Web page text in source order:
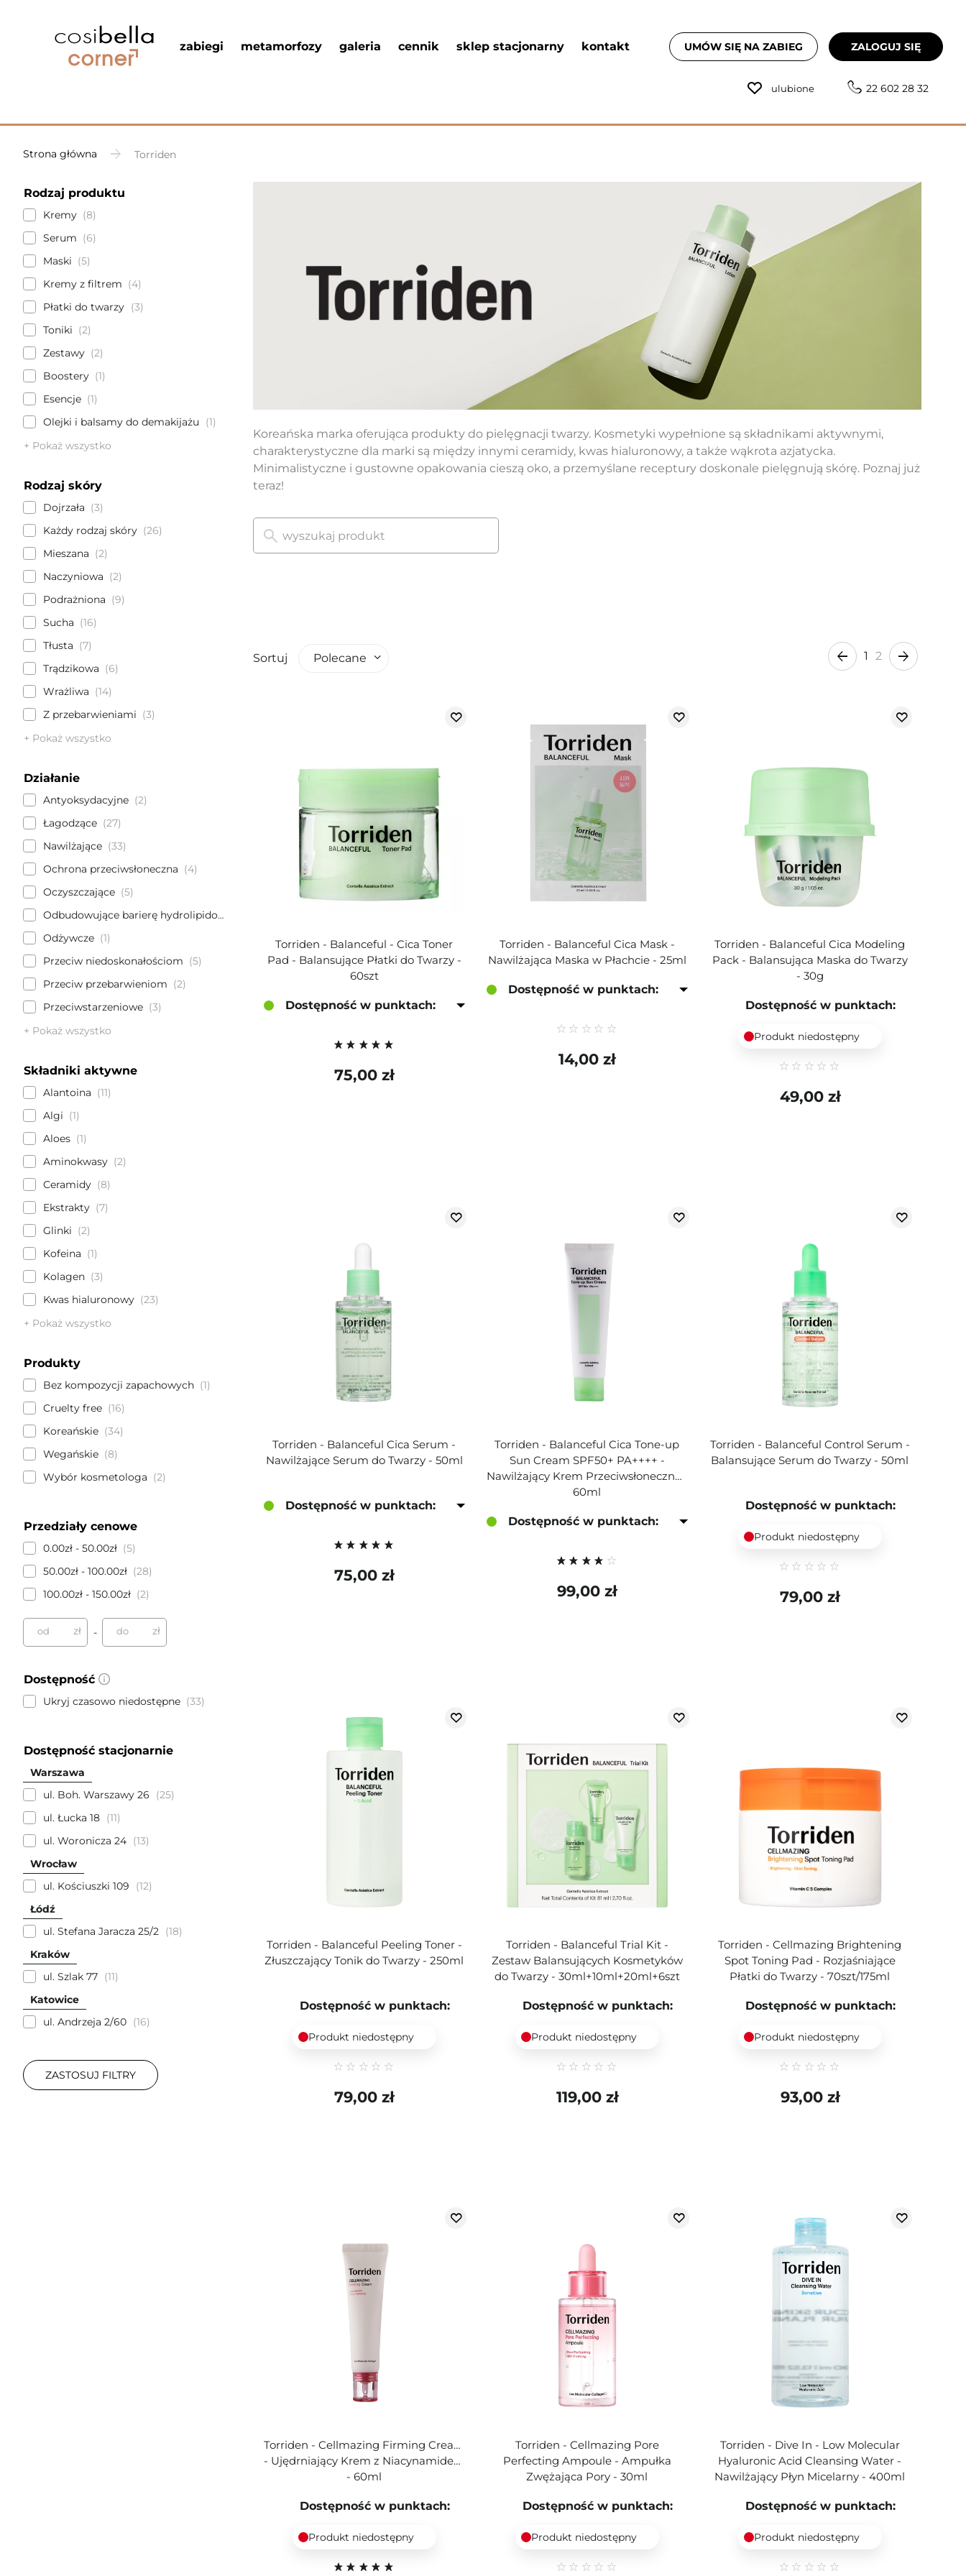
zabiegi metamorfozy galeria cennik sklep stacjonarny kontakt UMÓW SIĘ NA ZABIEG ZALOGUJ SIĘ
ulubione 22 602 28 32
Strona główna Torriden
Rodzaj produktu
Kremy
8
Serum
6
Maski
5
Kremy z filtrem
4
Płatki do twarzy
3
Toniki
2
Zestawy
2
Boostery
1
Esencje
1
Olejki i balsamy do demakijażu
1
+ Pokaż wszystko
Rodzaj skóry
Dojrzała
3
Każdy rodzaj skóry
26
Mieszana
2
Naczyniowa
2
Podrażniona
9
Sucha
16
Tłusta
7
Trądzikowa
6
Wrażliwa
14
Z przebarwieniami
3
+ Pokaż wszystko
Działanie
Antyoksydacyjne
2
Łagodzące
27
Nawilżające
33
Ochrona przeciwsłoneczna
4
Oczyszczające
5
Odbudowujące barierę hydrolipidową
Odżywcze
1
Przeciw niedoskonałościom
5
Przeciw przebarwieniom
2
Przeciwstarzeniowe
3
+ Pokaż wszystko
Składniki aktywne
Alantoina
11
Algi
1
Aloes
1
Aminokwasy
2
Ceramidy
8
Ekstrakty
7
Glinki
2
Kofeina
1
Kolagen
3
Kwas hialuronowy
23
+ Pokaż wszystko
Produkty
Bez kompozycji zapachowych
1
Cruelty free
16
Koreańskie
34
Wegańskie
8
Wybór kosmetologa
2
Przedziały cenowe
0.00zł - 50.00zł
5
50.00zł - 100.00zł
28
100.00zł - 150.00zł
2
od zł - do zł
Dostępność
Ukryj czasowo niedostępne 33
Dostępność stacjonarnie
Warszawa
ul. Boh. Warszawy 26
25
ul. Łucka 18
11
ul. Woronicza 24
13
Wrocław
ul. Kościuszki 109
12
Łódź
ul. Stefana Jaracza 25/2
18
Kraków
ul. Szlak 77
11
Katowice
ul. Andrzeja 2/60
16
ZASTOSUJ FILTRY
Koreańska marka oferująca produkty do pielęgnacji twarzy. Kosmetyki wypełnione są składnikami aktywnymi,
charakterystyczne dla marki są między innymi ceramidy, kwas hialuronowy, a także wąkrota azjatycka.
Minimalistyczne i gustowne opakowania cieszą oko, a przemyślane receptury doskonale pielęgnują skórę. Poznaj już
teraz!
Sortuj Polecane 1 2
Torriden - Balanceful - Cica Toner
Pad - Balansujące Płatki do Twarzy -
60szt
Dostępność w punktach:
75,00 zł
Torriden - Balanceful Cica Mask -
Nawilżająca Maska w Płachcie - 25ml
Dostępność w punktach:
14,00 zł
Torriden - Balanceful Cica Modeling
Pack - Balansująca Maska do Twarzy
- 30g
Dostępność w punktach:
Produkt niedostępny
49,00 zł
Torriden - Balanceful Cica Serum -
Nawilżające Serum do Twarzy - 50ml
Dostępność w punktach:
75,00 zł
Torriden - Balanceful Cica Tone-up
Sun Cream SPF50+ PA++++ -
Nawilżający Krem Przeciwsłoneczny -
60ml
Dostępność w punktach:
99,00 zł
Torriden - Balanceful Control Serum -
Balansujące Serum do Twarzy - 50ml
Dostępność w punktach:
Produkt niedostępny
79,00 zł
Torriden - Balanceful Peeling Toner -
Złuszczający Tonik do Twarzy - 250ml
Dostępność w punktach:
Produkt niedostępny
79,00 zł
Torriden - Balanceful Trial Kit -
Zestaw Balansujących Kosmetyków
do Twarzy - 30ml+10ml+20ml+6szt
Dostępność w punktach:
Produkt niedostępny
119,00 zł
Torriden - Cellmazing Brightening
Spot Toning Pad - Rozjaśniające
Płatki do Twarzy - 70szt/175ml
Dostępność w punktach:
Produkt niedostępny
93,00 zł
Torriden - Cellmazing Firming Cream
- Ujędrniający Krem z Niacynamidem
- 60ml
Dostępność w punktach:
Produkt niedostępny
Torriden - Cellmazing Pore
Perfecting Ampoule - Ampułka
Zwężająca Pory - 30ml
Dostępność w punktach:
Produkt niedostępny
Torriden - Dive In - Low Molecular
Hyaluronic Acid Cleansing Water -
Nawilżający Płyn Micelarny - 400ml
Dostępność w punktach:
Produkt niedostępny